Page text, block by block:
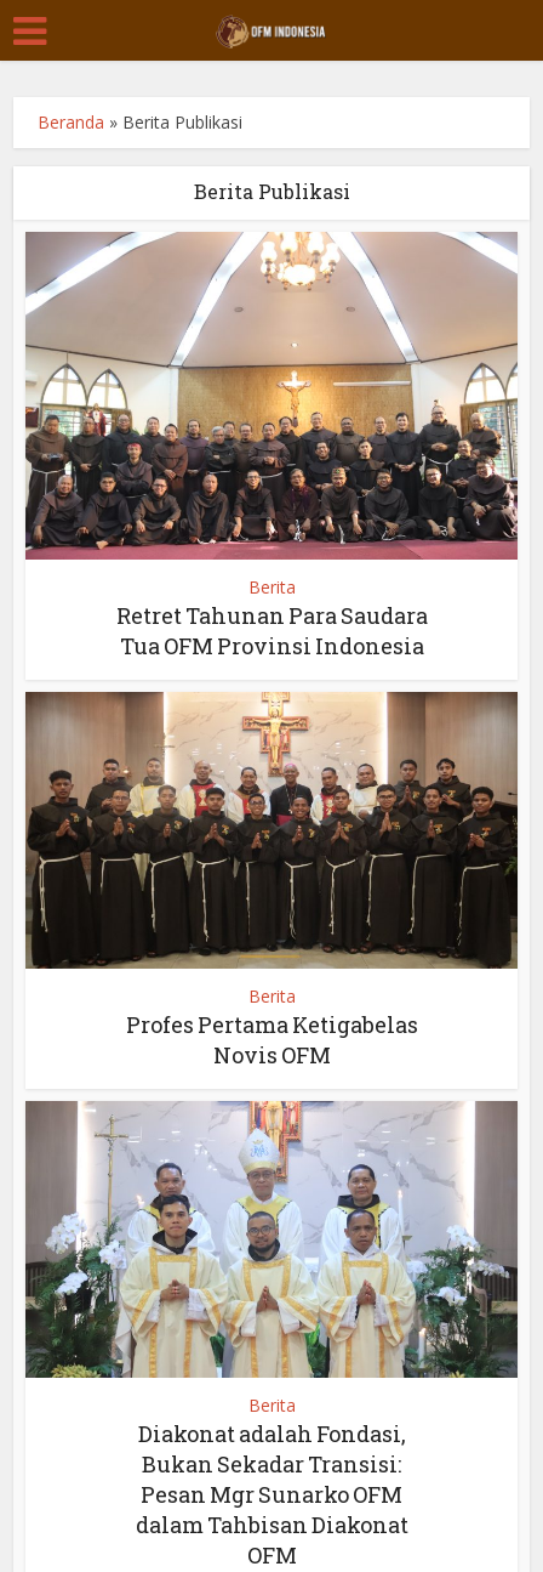
Beranda » Berita Publikasi
Berita Publikasi
Berita
Retret Tahunan Para Saudara
Tua OFM Provinsi Indonesia
Berita
Profes Pertama Ketigabelas
Novis OFM
Berita
Diakonat adalah Fondasi,
Bukan Sekadar Transisi:
Pesan Mgr Sunarko OFM
dalam Tahbisan Diakonat
OFM